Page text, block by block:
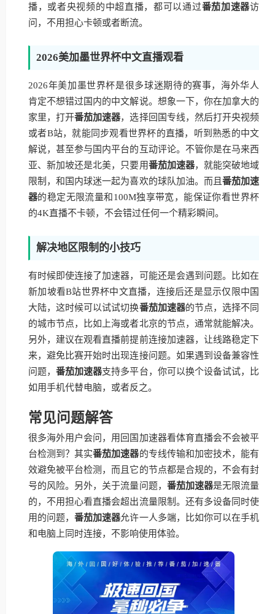
播，或者央视频的中超直播，都可以通过番茄加速器访
问，不用担心卡顿或者断流。
2026美加墨世界杯中文直播观看
2026年美加墨世界杯是很多球迷期待的赛事，海外华人
肯定不想错过国内的中文解说。想象一下，你在加拿大的
家里，打开番茄加速器，选择回国专线，然后打开央视频
或者B站，就能同步观看世界杯的直播，听到熟悉的中文
解说，甚至参与国内平台的互动评论。不管你是在马来西
亚、新加坡还是北美，只要用番茄加速器，就能突破地域
限制，和国内球迷一起为喜欢的球队加油。而且 番茄加速
器的稳定无限流量和100M独享带宽，能保证你看世界杯
的4K直播不卡顿，不会错过任何一个精彩瞬间。
解决地区限制的小技巧
有时候即使连接了加速器，可能还是会遇到问题。比如在
新加坡看B站世界杯中文直播，连接后还是显示仅限中国
大陆，这时候可以试试切换番茄加速器的节点，选择不同
的城市节点，比如上海或者北京的节点，通常就能解决。
另外，建议在观看直播前提前连接加速器，让线路稳定下
来，避免比赛开始时出现连接问题。如果遇到设备兼容性
问题，番茄加速器支持多平台，你可以换个设备试试，比
如用手机代替电脑，或者反之。
常见问题解答
很多海外用户会问，用回国加速器看体育直播会不会被平
台检测到？其实番茄加速器的专线传输和加密技术，能有
效避免被平台检测，而且它的节点都是合规的，不会有封
号的风险。另外，关于流量问题， 番茄加速器是无限流量
的，不用担心看直播会超出流量限制。还有多设备同时使
用的问题，番茄加速器允许一人多端，比如你可以在手机
和电脑上同时连接，不影响使用体验。